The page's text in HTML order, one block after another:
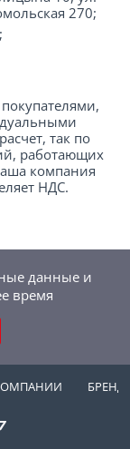
270;
так по
работающих
компания
НДС.
данные и
время